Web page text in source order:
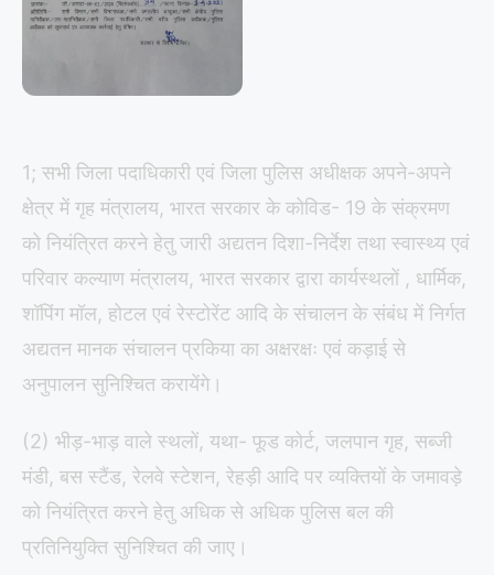
1; सभी जिला पदाधिकारी एवं जिला पुलिस अधीक्षक अपने-अपने
क्षेत्र में गृह मंत्रालय, भारत सरकार के कोविड- 19 के संक्रमण
को नियंत्रित करने हेतु जारी अद्यतन दिशा-निर्देश तथा स्वास्थ्य एवं
परिवार कल्याण मंत्रालय, भारत सरकार द्वारा कार्यस्थलों , धार्मिक,
शॉपिंग मॉल, होटल एवं रेस्टोरेंट आदि के संचालन के संबंध में निर्गत
अद्यतन मानक संचालन प्रकिया का अक्षरक्षः एवं कड़ाई से
अनुपालन सुनिश्चित करायेंगे।
(2) भीड़-भाड़ वाले स्थलों, यथा- फूड कोर्ट, जलपान गृह, सब्जी
मंडी, बस स्टैंड, रेलवे स्टेशन, रेहड़ी आदि पर व्यक्तियों के जमावड़े
को नियंत्रित करने हेतु अधिक से अधिक पुलिस बल की
प्रतिनियुक्ति सुनिश्चित की जाए।